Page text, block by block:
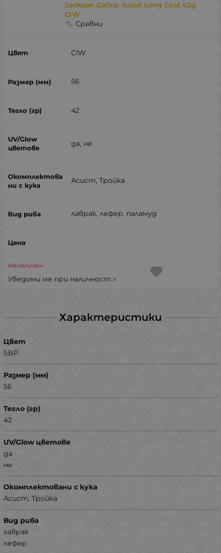
Jackson Gallop Assist Long Cast 42g
CIW
Сравни
CIW
56
42
да, не
Асист, Тройка
лаврак, лефер, паламуд
Неналичен
Уведоми ме при наличност
Характеристики
Цвят
SBP
Размер (мм)
56
Тегло (гр)
42
UV/Glow цветове
да
не
Окомплектовани с кука
Асист, Тройка
Вид риба
лаврак
лефер